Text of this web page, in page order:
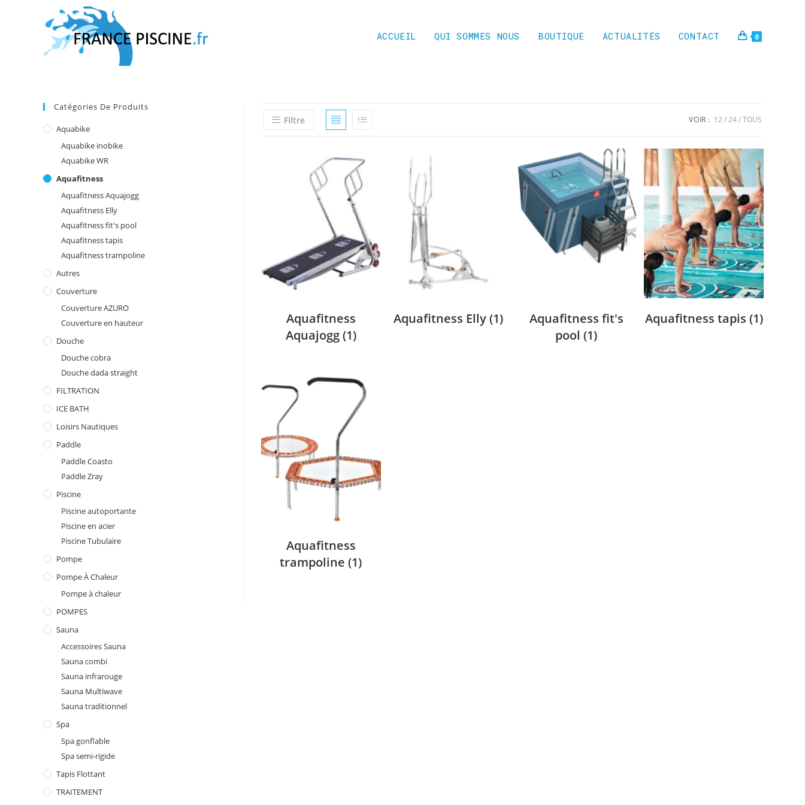
ACCUEIL QUI SOMMES NOUS BOUTIQUE ACTUALITÉS CONTACT 0
Filtre VOIR : 12 24 TOUS
Aquafitness
Aquajogg(1)
Aquafitness Elly(1)
Aquafitness fit's
pool(1)
Aquafitness tapis (1)
Aquafitness
trampoline(1)
Catégories De Produits
Aquabike
Aquabike inobike
Aquabike WR
Aquafitness
Aquafitness Aquajogg
Aquafitness Elly
Aquafitness fit's pool
Aquafitness tapis
Aquafitness trampoline
Autres
Couverture
Couverture AZURO
Couverture en hauteur
Douche
Douche cobra
Douche dada straight
FILTRATION
ICE BATH
Loisirs Nautiques
Paddle
Paddle Coasto
Paddle Zray
Piscine
Piscine autoportante
Piscine en acier
Piscine Tubulaire
Pompe
Pompe À Chaleur
Pompe à chaleur
POMPES
Sauna
Accessoires Sauna
Sauna combi
Sauna infrarouge
Sauna Multiwave
Sauna traditionnel
Spa
Spa gonflable
Spa semi-rigide
Tapis Flottant
TRAITEMENT